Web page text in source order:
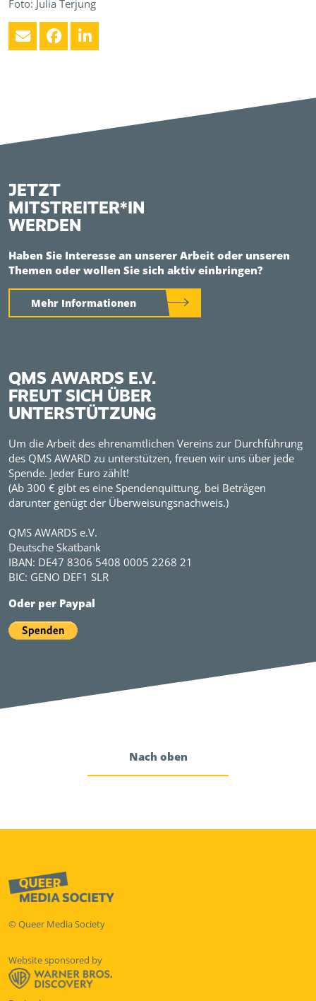
Foto: Julia Terjung
JETZT
MITSTREITER*IN
WERDEN
Haben Sie Interesse an unserer Arbeit oder unseren
Themen oder wollen Sie sich aktiv einbringen?
Mehr Informationen
QMS AWARDS E.V.
FREUT SICH ÜBER
UNTERSTÜTZUNG
Um die Arbeit des ehrenamtlichen Vereins zur Durchführung
des QMS AWARD zu unterstützen, freuen wir uns über jede
Spende. Jeder Euro zählt!
(Ab 300 € gibt es eine Spendenquittung, bei Beträgen
darunter genügt der Überweisungsnachweis.)
QMS AWARDS e.V.
Deutsche Skatbank
IBAN: DE47 8306 5408 0005 2268 21
BIC: GENO DEF1 SLR
Oder per Paypal
Nach oben
© Queer Media Society
Website sponsored by